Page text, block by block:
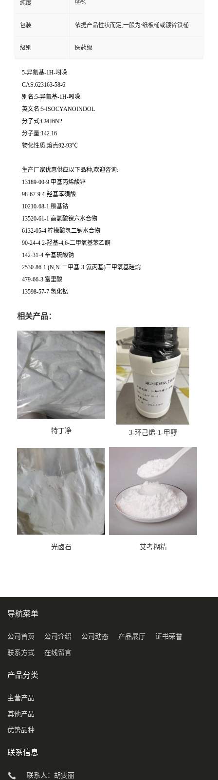
纯度 99%
包装 依据产品性状而定,一般为:纸板桶或镀锌铁桶
级别 医药级
5-异氰基-1H-吲哚
CAS:623163-58-6
别名:5-异氰基-1H-吲哚
英文名:5-ISOCYANOINDOL
分子式:C9H6N2
分子量:142.16
物化性质:熔点92-93℃
生产厂家优惠供应以下品种,欢迎咨询:
13189-00-9 甲基丙烯酸锌
98-67-9 4-羟基苯磺酸
10210-68-1 羰基钴
13520-61-1 高氯酸镍六水合物
6132-05-4 柠檬酸氢二钠水合物
90-24-4 2-羟基-4,6-二甲氧基苯乙酮
142-31-4 辛基硫酸钠
2530-86-1 (N,N-二甲基-3-氨丙基)三甲氧基硅烷
479-66-3 富里酸
13598-57-7 氢化钇
相关产品：
特丁净 3-环己烯-1-甲醇
光卤石 艾考糊精
导航菜单
公司首页 公司介绍 公司动态 产品展厅 证书荣誉
联系方式 在线留言
产品分类
主营产品
其他产品
优势品种
联系信息
联系人：胡雯丽